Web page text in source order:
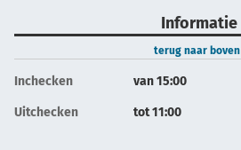
Informatie
terug naar boven
Inchecken van 15:00
Uitchecken tot 11:00